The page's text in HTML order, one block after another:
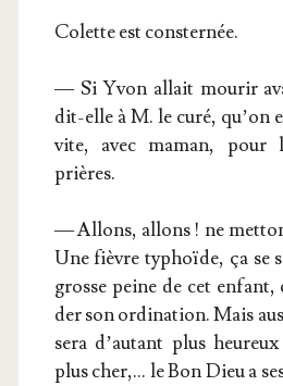
Colette est consternée.
— Si Yvon allait mou­rir
dit-elle à M. le curé, qu’on
vite, avec maman, pour
prières.
— Allons, allons ! ne
Une fièvre typhoïde, ça se
grosse peine de cet
der son ordi­na­tion. Mais
sera d’autant plus
plus cher,… le Bon Dieu a